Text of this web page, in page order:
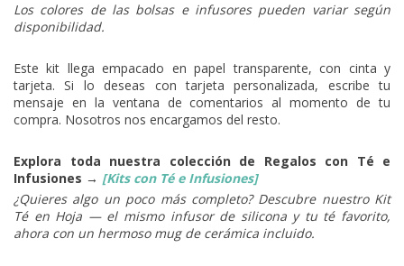
Los colores de las bolsas e infusores pueden variar según
disponibilidad.
Este kit llega empacado en papel transparente, con cinta y
tarjeta. Si lo deseas con tarjeta personalizada, escribe tu
mensaje en la ventana de comentarios al momento de tu
compra. Nosotros nos encargamos del resto.
Explora toda nuestra colección de Regalos con Té e
Infusiones → [Kits con Té e Infusiones]
¿Quieres algo un poco más completo? Descubre nuestro Kit
Té en Hoja — el mismo infusor de silicona y tu té favorito,
ahora con un hermoso mug de cerámica incluido.